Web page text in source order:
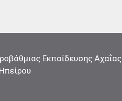
Εκπαίδευσης Αχαΐας